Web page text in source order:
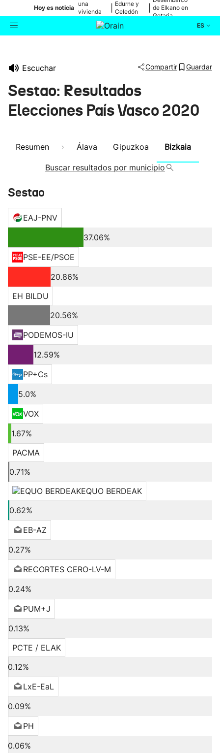
Hoy es noticia
una
vivienda
de Bilbao
Edurne y
Celedón
de Elkano en
Getaria
ES
Cultura
Escuchar Compartir Guardar
Sestao: Resultados
Elecciones País Vasco 2020
Resumen Álava Gipuzkoa Bizkaia
Buscar resultados por municipio
Sestao
EAJ-PNV
37.06%
PSE-EE/PSOE
20.86%
EH BILDU
20.56%
PODEMOS-IU
12.59%
PP+Cs
5.0%
VOX
1.67%
PACMA
0.71%
EQUO BERDEAK
0.62%
EB-AZ
0.27%
RECORTES CERO-LV-M
0.24%
PUM+J
0.13%
PCTE / ELAK
0.12%
LxE-EaL
0.09%
PH
0.06%